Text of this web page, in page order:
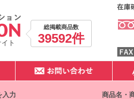
ト
総掲載商品数
39592件
入力 商品名・